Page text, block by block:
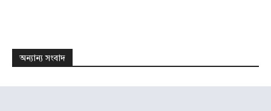
অন্যান্য সংবাদ